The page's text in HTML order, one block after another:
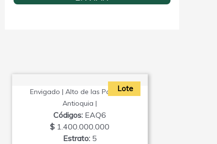
Lote
Envigado | Alto de las Palmas |
Antioquia |
Códigos: EAQ6
$ 1.400.000.000
Estrato:5